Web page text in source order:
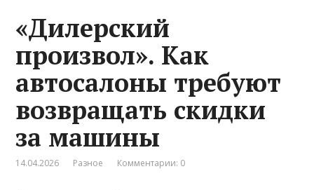
«Дилерский
произвол». Как
автосалоны требуют
возвращать скидки
за машины
14.04.2026 Разное Комментарии: 0